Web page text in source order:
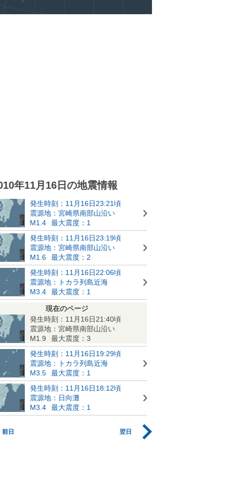
年11月16日の地震情報
発生時刻：11月16日23:21頃
震源地：宮崎県南部山沿い
M1.4
最大震度：1
発生時刻：11月16日23:19頃
震源地：宮崎県南部山沿い
M1.6
最大震度：2
発生時刻：11月16日22:06頃
震源地：トカラ列島近海
M3.4
最大震度：1
現在のページ
発生時刻：11月16日21:40頃
震源地：宮崎県南部山沿い
M1.9
最大震度：3
発生時刻：11月16日19:29頃
震源地：トカラ列島近海
M3.5
最大震度：1
発生時刻：11月16日18:12頃
震源地：日向灘
M3.4
最大震度：1
前日 翌日